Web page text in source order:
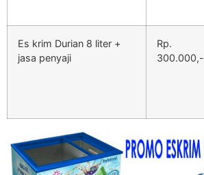
Es krim Durian 8 liter +
jasa penyaji
Rp.
300.000,-